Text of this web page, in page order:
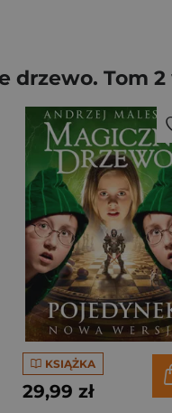
drzewo. Tom 2
KSIĄŻKA
29,99 zł